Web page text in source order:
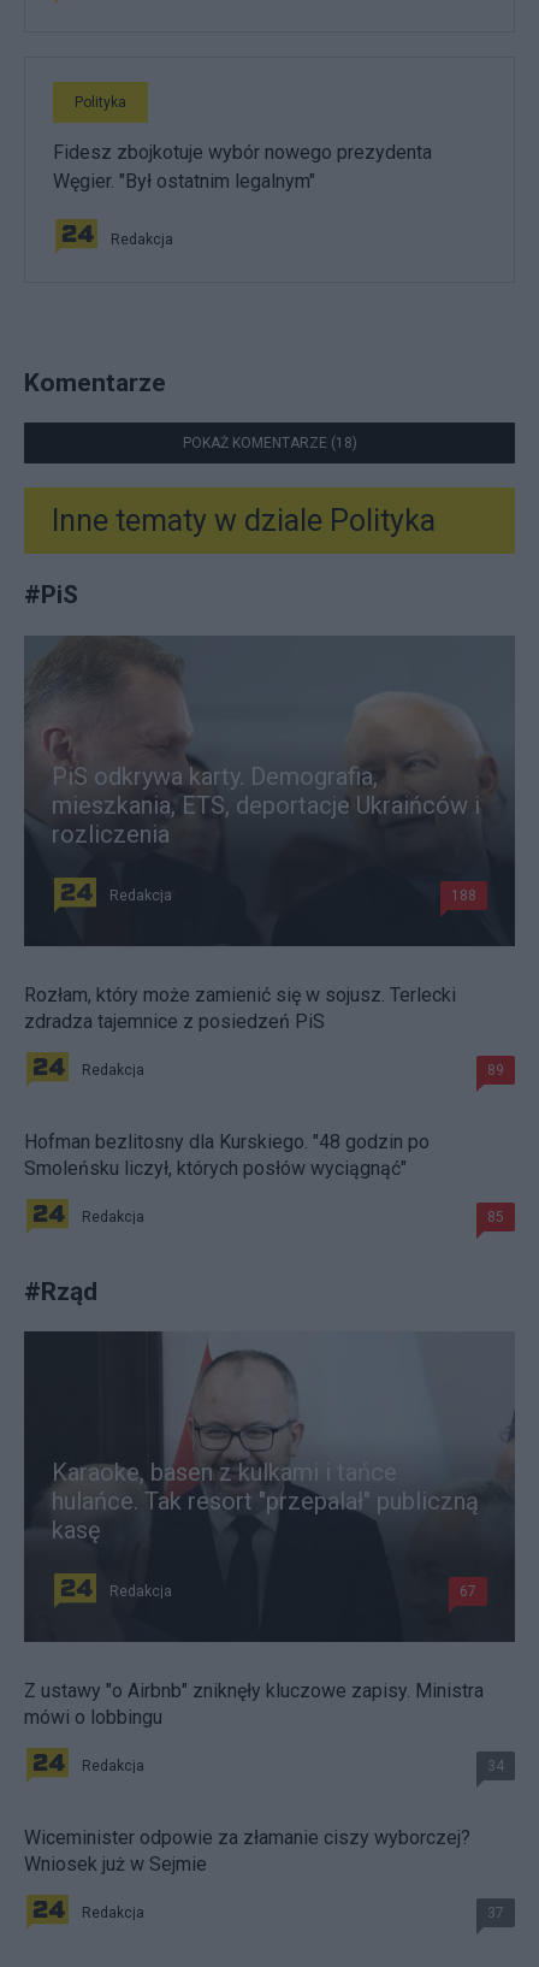
Polityka
Fidesz zbojkotuje wybór nowego prezydenta
Węgier. "Był ostatnim legalnym"
Redakcja
Komentarze
POKAŻ KOMENTARZE (18)
Inne tematy w dziale Polityka
#PiS
PiS odkrywa karty. Demografia,
mieszkania, ETS, deportacje Ukraińców i
rozliczenia
Redakcja 188
Rozłam, który może zamienić się w sojusz. Terlecki
zdradza tajemnice z posiedzeń PiS
Redakcja 89
Hofman bezlitosny dla Kurskiego. "48 godzin po
Smoleńsku liczył, których posłów wyciągnąć"
Redakcja 85
#Rząd
Karaoke, basen z kulkami i tańce
hulańce. Tak resort "przepalał" publiczną
kasę
Redakcja 67
Z ustawy "o Airbnb" zniknęły kluczowe zapisy. Ministra
mówi o lobbingu
Redakcja 34
Wiceminister odpowie za złamanie ciszy wyborczej?
Wniosek już w Sejmie
Redakcja 37